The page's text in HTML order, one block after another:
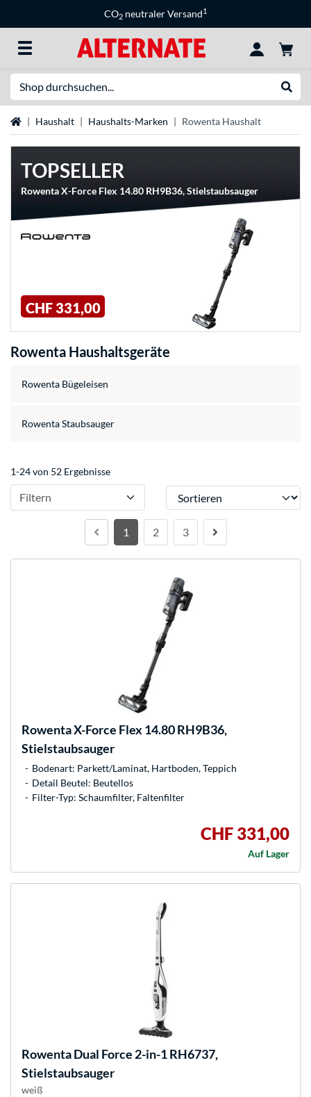
CO2 neutraler Versand1
StartseiteHaushalt Haushalts-Marken Rowenta Haushalt
TOPSELLER
Rowenta X-Force Flex 14.80 RH9B36, Stielstaubsauger
CHF 331,00
Rowenta Haushaltsgeräte
Rowenta Bügeleisen
Rowenta Staubsauger
1-24 von 52 Ergebnisse
Filtern Sortieren
1 2 3
RowentaX-Force Flex 14.80 RH9B36,
Stielstaubsauger
Bodenart: Parkett/Laminat, Hartboden, Teppich
Detail Beutel: Beutellos
Filter-Typ: Schaumfilter, Faltenfilter
CHF 331,00
Auf Lager
RowentaDual Force 2-in-1 RH6737,
Stielstaubsauger
weiß